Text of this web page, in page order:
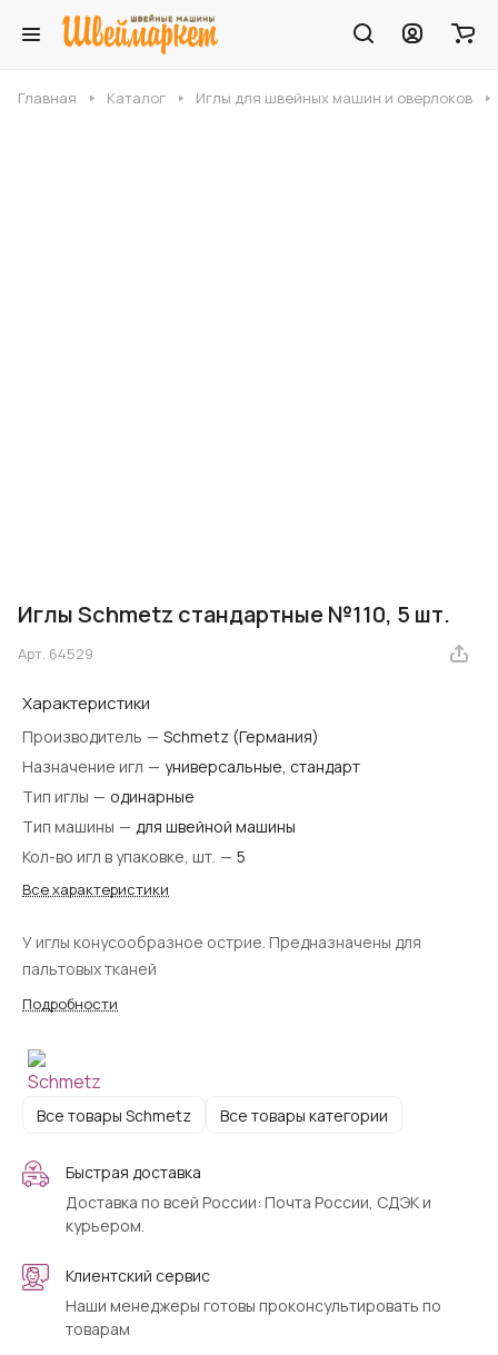
Главная Каталог Иглы для швейных машин и оверлоков
Иглы Schmetz стандартные №110, 5 шт.
Арт. 64529
Характеристики
Производитель — Schmetz (Германия)
Назначение игл — универсальные, стандарт
Тип иглы — одинарные
Тип машины — для швейной машины
Кол-во игл в упаковке, шт. — 5
Все характеристики
У иглы конусообразное острие. Предназначены для
пальтовых тканей
Подробности
Все товары Schmetz Все товары категории
Быстрая доставка
Доставка по всей России: Почта России, СДЭК и
курьером.
Клиентский сервис
Наши менеджеры готовы проконсультировать по
товарам